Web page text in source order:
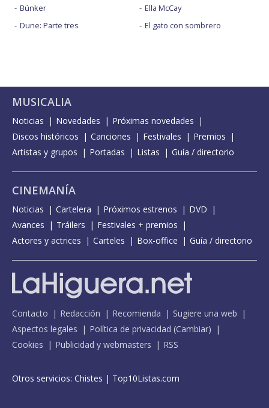
Búnker
Dune: Parte tres
Ella McCay
El gato con sombrero
MUSICALIA
Noticias Novedades
Próximas novedades
Discos históricos
Canciones Festivales
Premios
Artistas y grupos
Portadas Listas Guía / directorio
CINEMANÍA
Noticias Cartelera Próximos estrenos
DVD
Avances
Tráilers
Festivales + premios
Actores y actrices
Carteles Box-office Guía / directorio
Contacto Redacción Recomienda
Sugiere una web
Aspectos legales
Política de privacidad (Cambiar)
Cookies
Publicidad y webmasters RSS
Otros servicios: Chistes | Top10Listas.com